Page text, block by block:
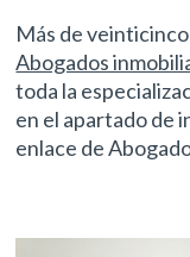
Más de
Abogados
toda la
en el apartado de
enlace de